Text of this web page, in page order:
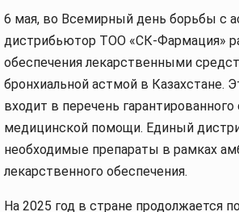
6 мая, во Всемирный день борьбы с
дистрибьютор ТОО «СК-Фармация»
обеспечения лекарственными
бронхиальной астмой в Казахстане.
входит в перечень
медицинской помощи. Единый
необходимые препараты в рамках
лекарственного обеспечения.
На 2025 год в стране продолжается